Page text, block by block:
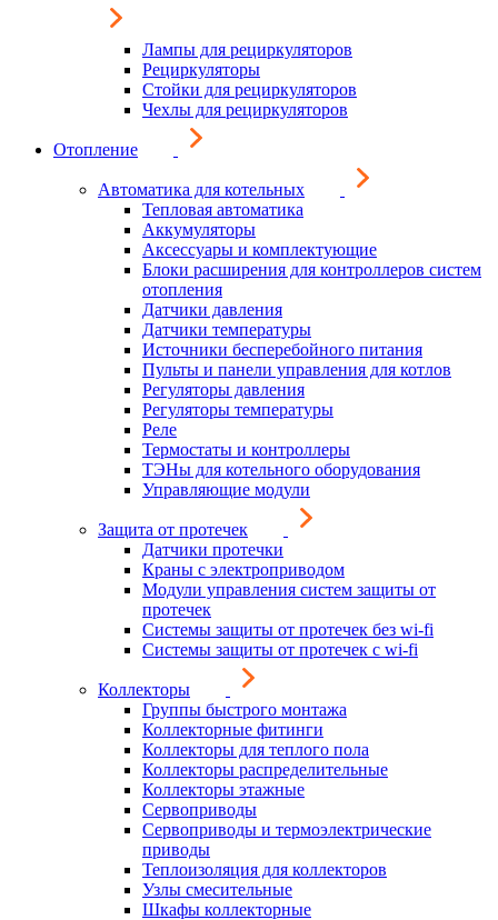
Лампы для рециркуляторов
Рециркуляторы
Стойки для рециркуляторов
Чехлы для рециркуляторов
Отопление
Автоматика для котельных
Тепловая автоматика
Аккумуляторы
Аксессуары и комплектующие
Блоки расширения для контроллеров систем
отопления
Датчики давления
Датчики температуры
Источники бесперебойного питания
Пульты и панели управления для котлов
Регуляторы давления
Регуляторы температуры
Реле
Термостаты и контроллеры
ТЭНы для котельного оборудования
Управляющие модули
Защита от протечек
Датчики протечки
Краны с электроприводом
Модули управления систем защиты от
протечек
Системы защиты от протечек без wi-fi
Системы защиты от протечек с wi-fi
Коллекторы
Группы быстрого монтажа
Коллекторные фитинги
Коллекторы для теплого пола
Коллекторы распределительные
Коллекторы этажные
Сервоприводы
Сервоприводы и термоэлектрические
приводы
Теплоизоляция для коллекторов
Узлы смесительные
Шкафы коллекторные